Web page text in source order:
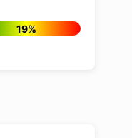
19%